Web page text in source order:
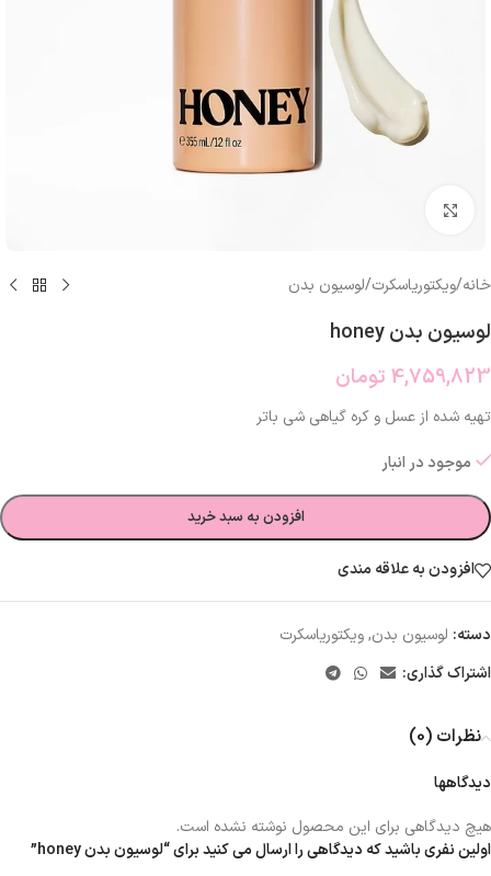
خانه/ویکتوریاسکرت/لوسیون بدن
لوسیون بدن honey
4,759,823 تومان
تهیه شده از عسل و کره گیاهی شی باتر
موجود در انبار
افزودن به سبد خرید
افزودن به علاقه مندی
دسته: لوسیون بدن,ویکتوریاسکرت
اشتراک گذاری:
نظرات (0)
دیدگاهها
هیچ دیدگاهی برای این محصول نوشته نشده است.
اولین نفری باشید که دیدگاهی را ارسال می کنید برای “لوسیون بدن honey”